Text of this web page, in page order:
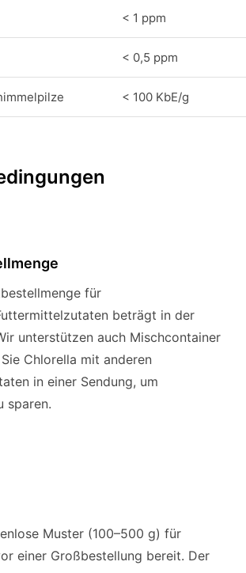
< 1 ppm
< 0,5 ppm
< 100 KbE/g
für
beträgt in der
unterstützen auch Mischcontainer
Chlorella mit anderen
in einer Sendung, um
sparen.
Muster (100–500 g) für
einer Großbestellung bereit. Der